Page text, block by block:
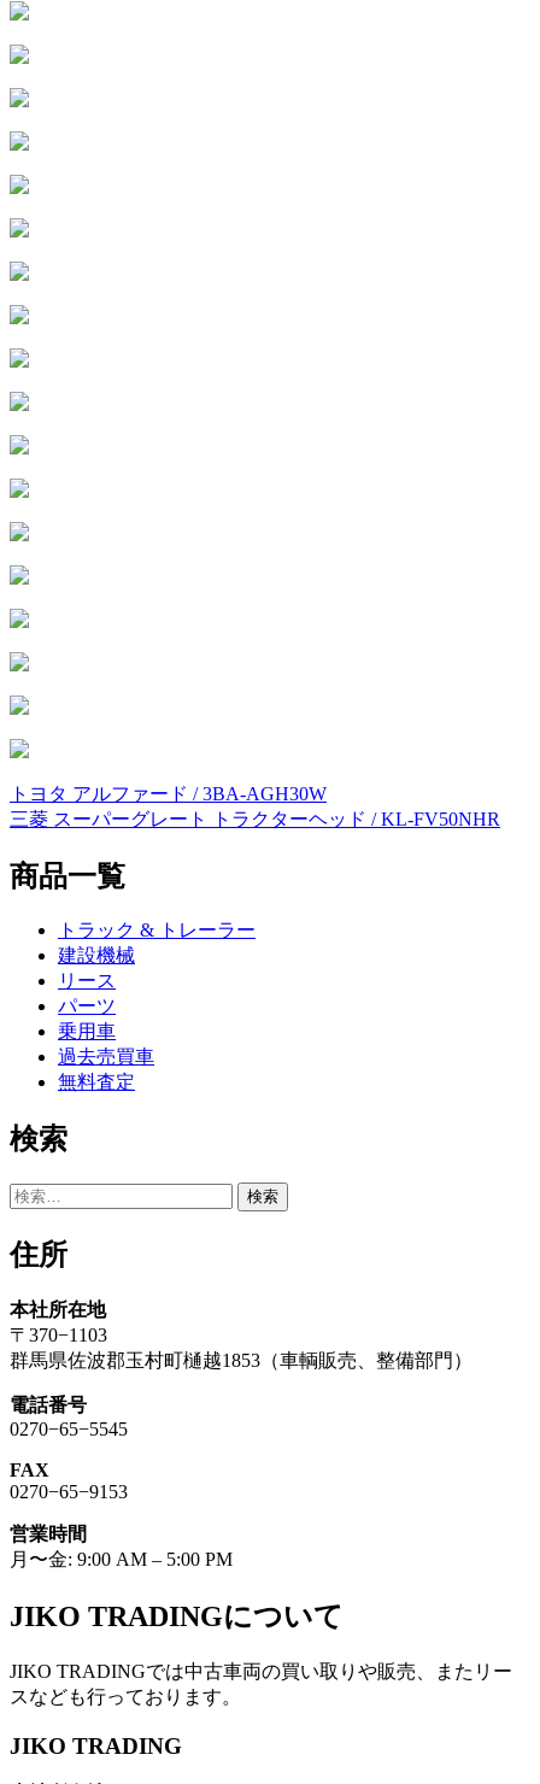
投
稿
ナ
トヨタ アルファード / 3BA-AGH30W
三菱 スーパーグレート トラクターヘッド / KL-FV50NHR
商品一覧
トラック & トレーラー
建設機械
リース
パーツ
乗用車
過去売買車
無料査定
検索
検
住所
本社所在地
〒370−1103
群馬県佐波郡玉村町樋越1853（車輌販売、整備部門）
電話番号
0270−65−5545
FAX
0270−65−9153
営業時間
月〜金: 9:00 AM – 5:00 PM
JIKO TRADINGについて
JIKO TRADINGでは中古車両の買い取りや販売、またリー
スなども行っております。
JIKO TRADING